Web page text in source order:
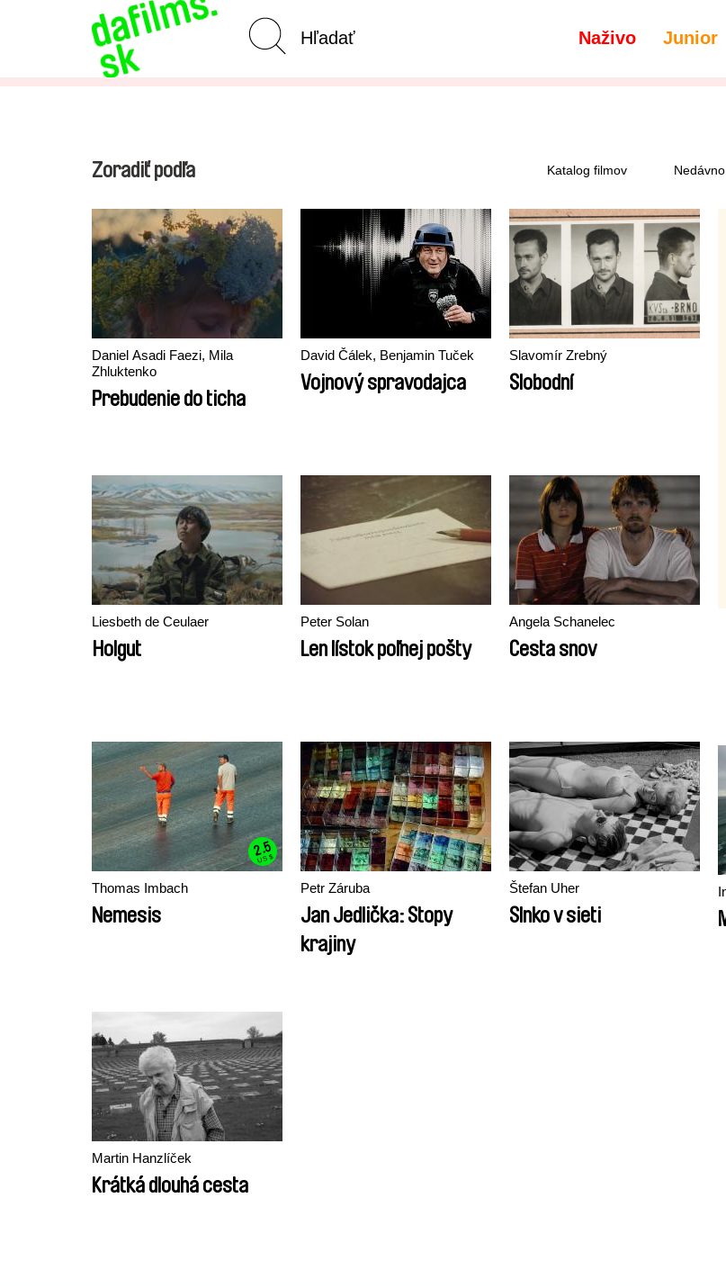
Naživo Junior
Pokročilé vyhľadávanie
Zoradiť podľa Katalog filmov
Daniel Asadi Faezi, Mila
Zhluktenko
Prebudenie do ticha
David Čálek, Benjamin Tuček
Vojnový spravodajca
Slavomír Zrebný
Slobodní
Liesbeth de Ceulaer
Holgut
Peter Solan
Len lístok poľnej pošty
Angela Schanelec
Cesta snov
2.5
US $
Thomas Imbach
Nemesis
Petr Záruba
Jan Jedlička: Stopy
krajiny
Štefan Uher
Slnko v sieti
Martin Hanzlíček
Krátká dlouhá cesta